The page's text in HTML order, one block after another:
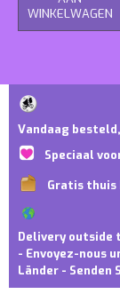
WINKELWAGEN
Vandaag
Speciaal
Gratis thuis
Delivery outside
- Envoyez-nous
Länder - Senden